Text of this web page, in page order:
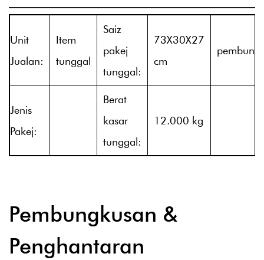
Unit
Jualan:
Item
tunggal
Saiz
pakej
tunggal:
73X30X27
cm
Jenis
Pakej:
Berat
kasar
tunggal:
12.000 kg
Pembungkusan &
Penghantaran